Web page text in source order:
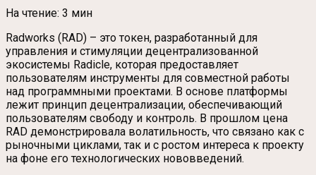
На чтение: 3 мин
Radworks (RAD) – это токен, разработанный для
управления и стимуляции децентрализованной
экосистемы Radicle, которая предоставляет
пользователям инструменты для совместной работы
над программными проектами. В основе платформы
лежит принцип децентрализации, обеспечивающий
пользователям свободу и контроль. В прошлом цена
RAD демонстрировала волатильность, что связано как с
рыночными циклами, так и с ростом интереса к проекту
на фоне его технологических нововведений.